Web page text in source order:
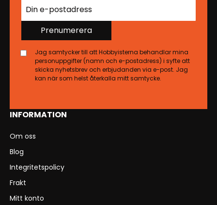
INFORMATION
Om oss
Blog
Integritetspolicy
Frakt
Mitt konto
Prenumerera
Jag samtycker till att Hobbyisterna behandlar mina
personuppgifter (namn och e-postadress) i syfte att
skicka nyhetsbrev och erbjudanden via e-post. Jag
kan när som helst återkalla mitt samtycke.